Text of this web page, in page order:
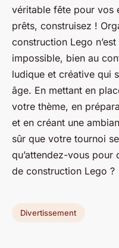
véritable fête pour vos
prêts, construisez !
construction Lego
impossible, bien au
ludique et créative qui
âge. En mettant en
votre thème, en
et en créant une
sûr que votre tournoi
qu’attendez-vous
de construction Lego ?
Divertissement